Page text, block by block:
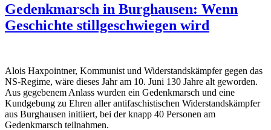
Gedenkmarsch in Burghausen: Wenn
Geschichte stillgeschwiegen wird
Alois Haxpointner, Kommunist und Widerstandskämpfer gegen das
NS-Regime, wäre dieses Jahr am 10. Juni 130 Jahre alt geworden.
Aus gegebenem Anlass wurden ein Gedenkmarsch und eine
Kundgebung zu Ehren aller antifaschistischen Widerstandskämpfer
aus Burghausen initiiert, bei der knapp 40 Personen am
Gedenkmarsch teilnahmen.